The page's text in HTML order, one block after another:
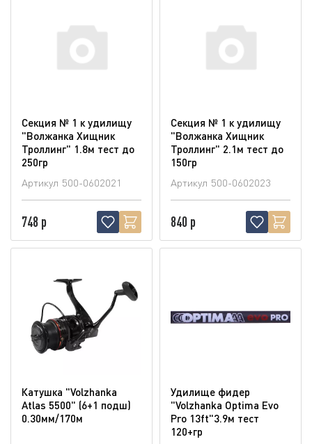
Секция № 1 к удилищу
"Волжанка Хищник
Троллинг" 1.8м тест до
250гр
Артикул 500-0602021
748 р
Секция № 1 к удилищу
"Волжанка Хищник
Троллинг" 2.1м тест до
150гр
Артикул 500-0602023
840 р
Катушка "Volzhanka
Atlas 5500" (6+1 подш)
0.30мм/170м
Удилище фидер
"Volzhanka Optima Evo
Pro 13ft"3.9м тест
120+гр